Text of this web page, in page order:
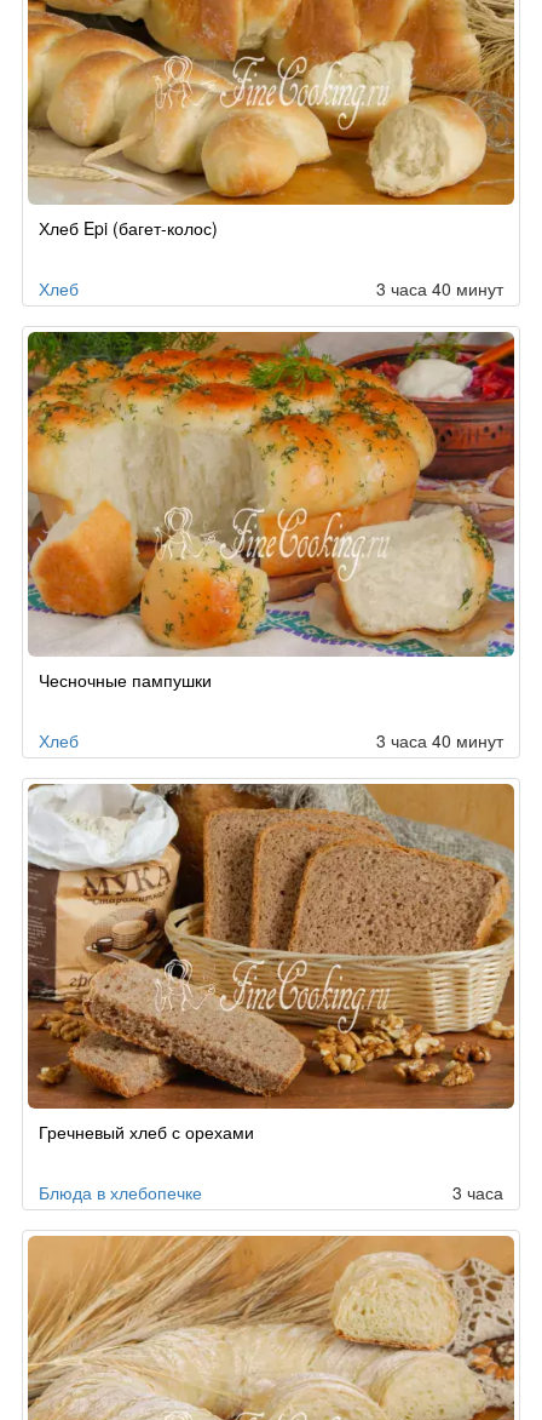
Хлеб Epi (багет-колос)
Хлеб 3 часа 40 минут
Чесночные пампушки
Хлеб 3 часа 40 минут
Гречневый хлеб с орехами
Блюда в хлебопечке 3 часа